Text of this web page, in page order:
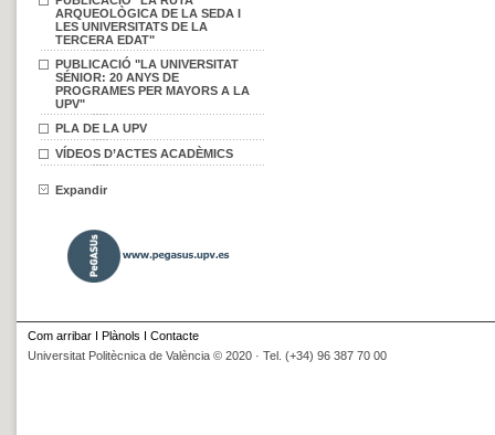
ARQUEOLÒGICA DE LA SEDA I
LES UNIVERSITATS DE LA
TERCERA EDAT"
PUBLICACIÓ "LA UNIVERSITAT
SÉNIOR: 20 ANYS DE
PROGRAMES PER MAYORS A LA
UPV"
PLA DE LA UPV
VÍDEOS D’ACTES ACADÈMICS
Expandir
Com arribar I Plànols I Contacte
Universitat Politècnica de València © 2020 · Tel. (+34) 96 387 70 00